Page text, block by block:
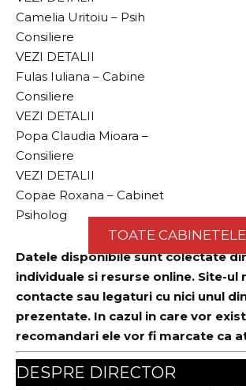
Camelia Uritoiu – Psih
Consiliere
VEZI DETALII
Fulas Iuliana – Cabine
Consiliere
VEZI DETALII
Popa Claudia Mioara –
Consiliere
VEZI DETALII
Copae Roxana – Cabinet
Psiholog
TOATE CABINETELE
Datele disponibile sunt colectate
individuale si resurse online. Site-ul
contacte sau legaturi cu nici unul
prezentate. In cazul in care vor
recomandari ele vor fi marcate ca
DESPRE DIRECTOR